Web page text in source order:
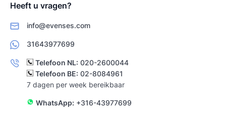
Heeft u vragen?
info@evenses.com
31643977699
Telefoon NL: 020-2600044
Telefoon BE: 02-8084961
7 dagen per week bereikbaar
WhatsApp: +316-43977699